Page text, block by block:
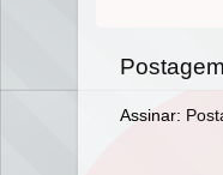
Assinar: